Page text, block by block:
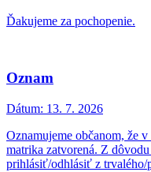
Ďakujeme za pochopenie.
Oznam
Dátum: 13. 7. 2026
Oznamujeme občanom, že
matrika zatvorená. Z
prihlásiť/odhlásiť z trvalého/